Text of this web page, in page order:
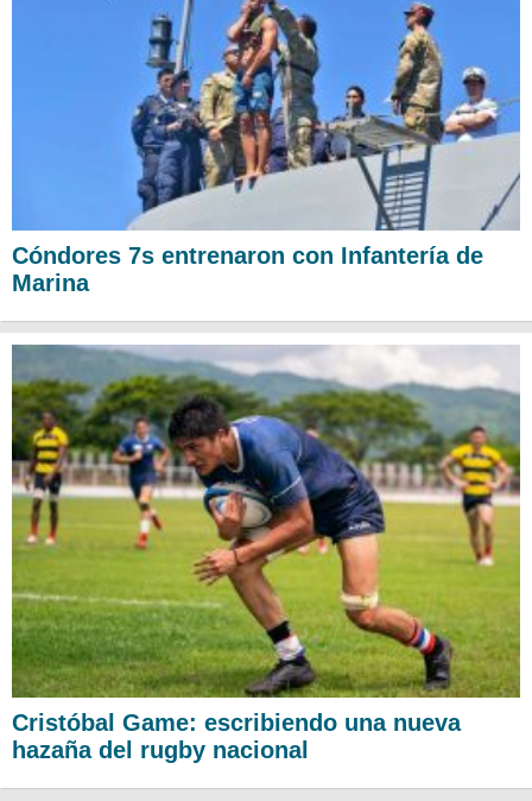
Cóndores 7s entrenaron con Infantería de
Marina
Cristóbal Game: escribiendo una nueva
hazaña del rugby nacional